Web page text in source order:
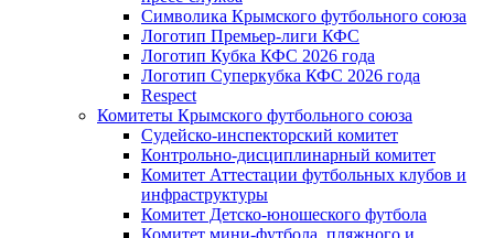
Символика Крымского футбольного союза
Логотип Премьер-лиги КФС
Логотип Кубка КФС 2026 года
Логотип Суперкубка КФС 2026 года
Respect
Комитеты Крымского футбольного союза
Судейско-инспекторский комитет
Контрольно-дисциплинарный комитет
Комитет Аттестации футбольных клубов и
инфраструктуры
Комитет Детско-юношеского футбола
Комитет мини-футбола, пляжного и